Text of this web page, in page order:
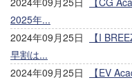
2025年...
2024年09月25日
【I
早割は...
2024年09月25日
【EV